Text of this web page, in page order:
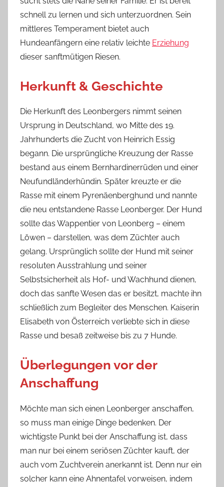
schnell zu lernen und sich unterzuordnen. Sein
mittleres Temperament bietet auch
Hundeanfängern eine relativ leichte Erziehung
dieser sanftmütigen Riesen.
Herkunft & Geschichte
Die Herkunft des Leonbergers nimmt seinen
Ursprung in Deutschland, wo Mitte des 19.
Jahrhunderts die Zucht von Heinrich Essig
begann. Die ursprüngliche Kreuzung der Rasse
bestand aus einem Bernhardinerrüden und einer
Neufundländerhündin. Später kreuzte er die
Rasse mit einem Pyrenäenberghund und nannte
die neu entstandene Rasse Leonberger. Der Hund
sollte das Wappentier von Leonberg – einem
Löwen – darstellen, was dem Züchter auch
gelang. Ursprünglich sollte der Hund mit seiner
resoluten Ausstrahlung und seiner
Selbstsicherheit als Hof- und Wachhund dienen,
doch das sanfte Wesen das er besitzt, machte ihn
schließlich zum Begleiter des Menschen. Kaiserin
Elisabeth von Österreich verliebte sich in diese
Rasse und besaß zeitweise bis zu 7 Hunde.
Überlegungen vor der
Anschaffung
Möchte man sich einen Leonberger anschaffen,
so muss man einige Dinge bedenken. Der
wichtigste Punkt bei der Anschaffung ist, dass
man nur bei einem seriösen Züchter kauft, der
auch vom Zuchtverein anerkannt ist. Denn nur ein
solcher kann eine Ahnentafel vorweisen, indem